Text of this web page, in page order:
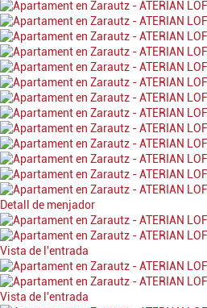
Detall de menjador
Vista de l'entrada
Vista de l'entrada